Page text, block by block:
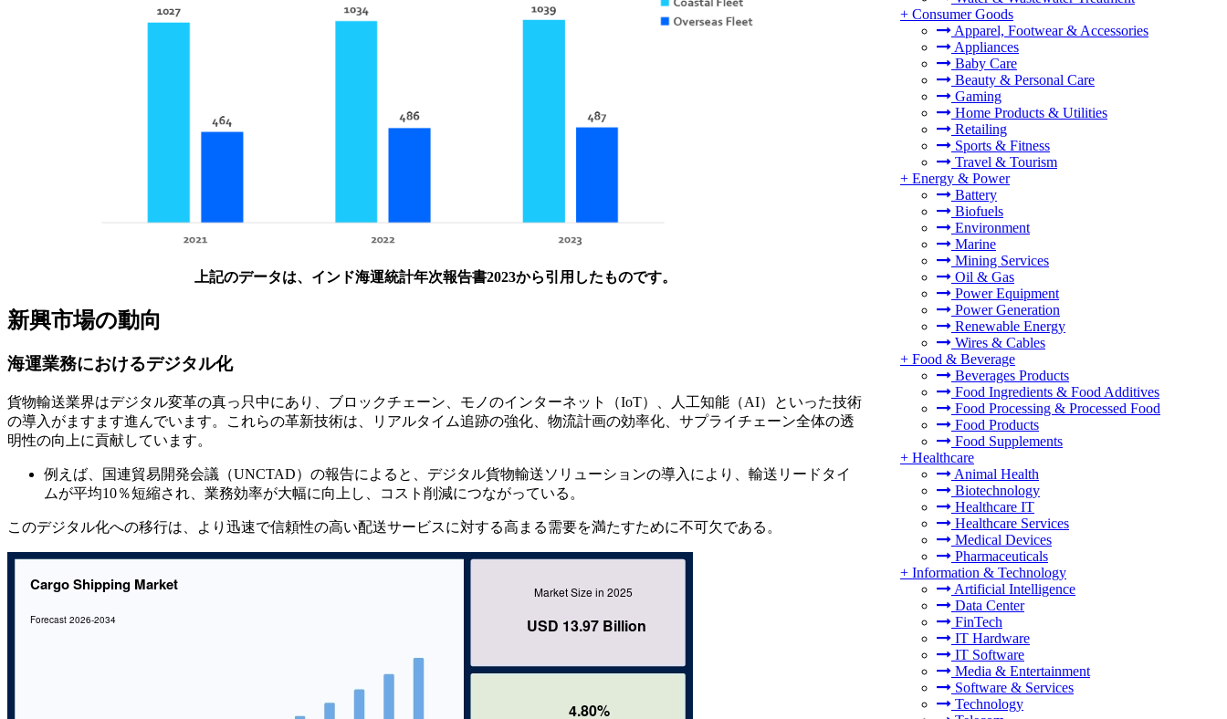
+ Consumer Goods
Apparel, Footwear & Accessories
Appliances
Baby Care
Beauty & Personal Care
Gaming
Home Products & Utilities
Retailing
Sports & Fitness
Travel & Tourism
+ Energy & Power
Battery
Biofuels
Environment
Marine
Mining Services
Oil & Gas
Power Equipment
Power Generation
Renewable Energy
Wires & Cables
+ Food & Beverage
Beverages Products
Food Ingredients & Food Additives
Food Processing & Processed Food
Food Products
Food Supplements
+ Healthcare
Animal Health
Biotechnology
Healthcare IT
Healthcare Services
Medical Devices
Pharmaceuticals
+ Information & Technology
Artificial Intelligence
Data Center
FinTech
IT Hardware
IT Software
Media & Entertainment
Software & Services
Technology
上記のデータは、インド海運統計年次報告書2023から引用したものです。
新興市場の動向
海運業務におけるデジタル化
貨物輸送業界はデジタル変革の真っ只中にあり、ブロックチェーン、モノのインターネット（IoT）、人工知能（AI）といった技術
の導入がますます進んでいます。これらの革新技術は、リアルタイム追跡の強化、物流計画の効率化、サプライチェーン全体の透
明性の向上に貢献しています。
例えば、国連貿易開発会議（UNCTAD）の報告によると、デジタル貨物輸送ソリューションの導入により、輸送リードタイ
ムが平均10％短縮され、業務効率が大幅に向上し、コスト削減につながっている。
このデジタル化への移行は、より迅速で信頼性の高い配送サービスに対する高まる需要を満たすために不可欠である。